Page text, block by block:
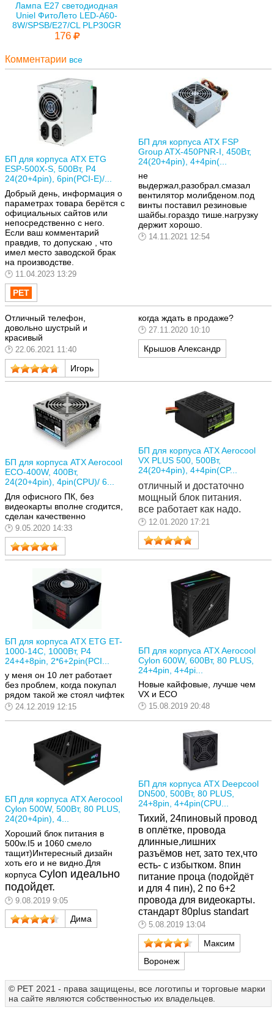
Лампа E27 светодиодная
Uniel ФитоЛето LED-A60-
8W/SPSB/E27/CL PLP30GR
176
Комментарии все
БП для корпуса ATX ETG
ESP-500X-S, 500Вт, P4
24(20+4pin), 6pin(PCI-E)/...
Добрый день, информация о
параметрах товара берётся с
официальных сайтов или
непосредственно с него.
Если ваш комментарий
правдив, то допускаю , что
имел место заводской брак
на производстве.
11.04.2023 13:29
БП для корпуса ATX FSP
Group ATX-450PNR-I, 450Вт,
24(20+4pin), 4+4pin(...
не
выдержал,разобрал.смазал
вентилятор молибденом.под
винты поставил резиновые
шайбы.гораздо тише.нагрузку
держит хорошо.
14.11.2021 12:54
Отличный телефон,
довольно шустрый и
красивый
22.06.2021 11:40
Игорь
когда ждать в продаже?
27.11.2020 10:10
Крышов Александр
БП для корпуса ATX Aerocool
ECO-400W, 400Вт,
24(20+4pin), 4pin(CPU)/ 6...
Для офисного ПК, без
видеокарты вполне сгодится,
сделан качественно
9.05.2020 14:33
БП для корпуса ATX Aerocool
VX PLUS 500, 500Вт,
24(20+4pin), 4+4pin(CP...
отличный и достаточно
мощный блок питания.
все работает как надо.
12.01.2020 17:21
БП для корпуса ATX ETG ET-
1000-14C, 1000Вт, P4
24+4+8pin, 2*6+2pin(PCI...
у меня он 10 лет работает
без проблем, когда покупал
рядом такой же стоял чифтек
24.12.2019 12:15
БП для корпуса ATX Aerocool
Cylon 600W, 600Вт, 80 PLUS,
24+4pin, 4+4pi...
Новые кайфовые, лучше чем
VX и ECO
15.08.2019 20:48
БП для корпуса ATX Aerocool
Cylon 500W, 500Вт, 80 PLUS,
24(20+4pin), 4...
Хороший блок питания в
500w.I5 и 1060 смело
тащит)Интересный дизайн
хоть его и не видно.Для
корпуса Cylon идеально
подойдет.
9.08.2019 9:05
Дима
БП для корпуса ATX Deepcool
DN500, 500Вт, 80 PLUS,
24+8pin, 4+4pin(CPU...
Тихий, 24пиновый провод
в оплётке, провода
длинные,лишних
разъёмов нет, зато тех,что
есть- с избытком. 8пин
питание проца (подойдёт
и для 4 пин), 2 по 6+2
провода для видеокарты.
стандарт 80plus standart
5.08.2019 13:04
Максим
Воронеж
© РЕТ 2021 - права защищены, все логотипы и торговые марки
на сайте являются собственностью их владельцев.